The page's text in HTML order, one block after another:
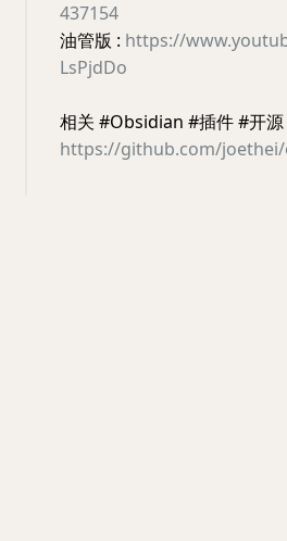
437154
油管版 : https://
LsPjdDo
相关 #Obsidian #插件 #开源
https://github.com/